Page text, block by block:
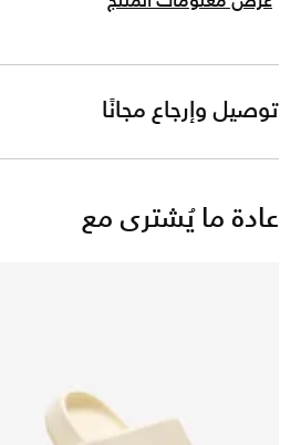
توصيل وإرجاع مجانًا
عادة ما يُشترى مع